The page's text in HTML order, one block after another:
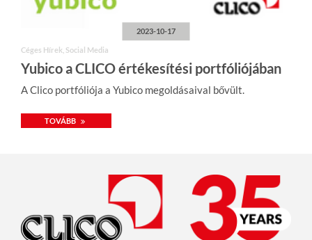
2023-10-17
Céges Hírek, Social Media
Yubico a CLICO értékesítési portfóliójában
A Clico portfóliója a Yubico megoldásaival bővült.
TOVÁBB